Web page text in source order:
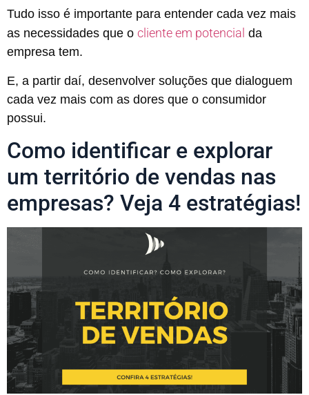
Tudo isso é importante para entender cada vez mais
as necessidades que o cliente em potencial da
empresa tem.
E, a partir daí, desenvolver soluções que dialoguem
cada vez mais com as dores que o consumidor
possui.
Como identificar e explorar
um território de vendas nas
empresas? Veja 4 estratégias!